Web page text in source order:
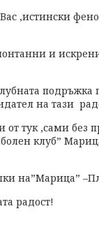
,истински
и
подръжка
на тази
тук ,сами без
клуб”
на”Марица”
радост!